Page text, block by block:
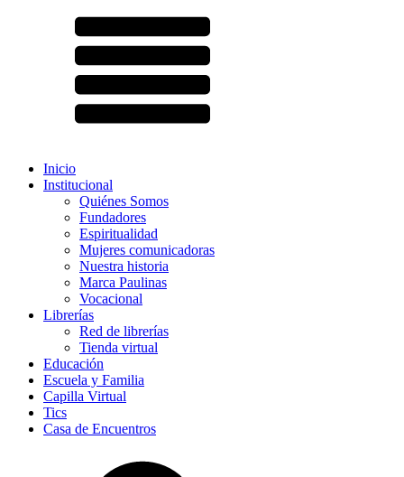
Inicio
Institucional
Quiénes Somos
Fundadores
Espiritualidad
Mujeres comunicadoras
Nuestra historia
Marca Paulinas
Vocacional
Librerías
Red de librerías
Tienda virtual
Educación
Escuela y Familia
Capilla Virtual
Tics
Casa de Encuentros